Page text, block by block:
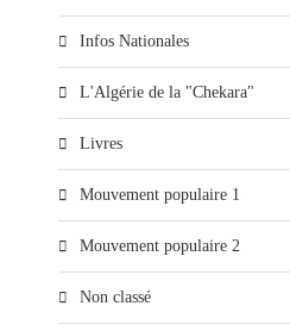
Infos Nationales
L'Algérie de la "Chekara"
Livres
Mouvement populaire 1
Mouvement populaire 2
Non classé